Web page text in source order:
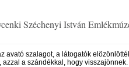
Széchenyi István
avató szalagot, a látogatók
a szándékkal, hogy visszajönnek.